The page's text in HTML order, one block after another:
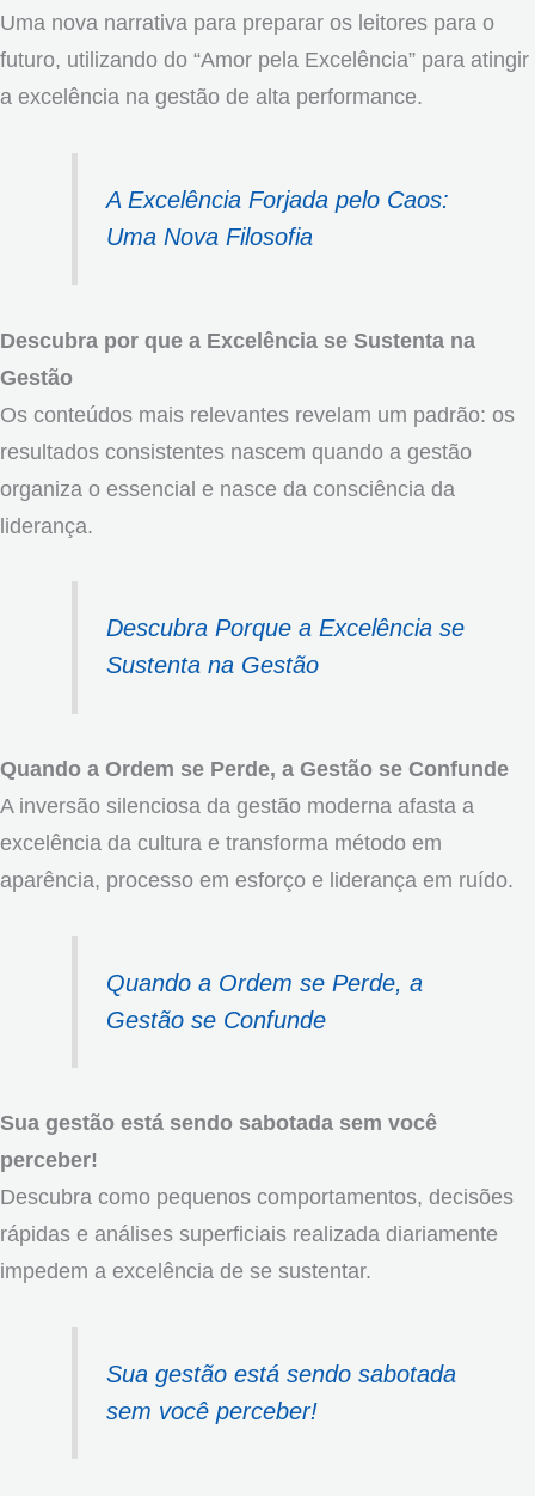
Uma nova narrativa para preparar os leitores para o
futuro, utilizando do “Amor pela Excelência” para atingir
a excelência na gestão de alta performance.
A Excelência Forjada pelo Caos:
Uma Nova Filosofia
Descubra por que a Excelência se Sustenta na
Gestão
Os conteúdos mais relevantes revelam um padrão: os
resultados consistentes nascem quando a gestão
organiza o essencial e nasce da consciência da
liderança.
Descubra Porque a Excelência se
Sustenta na Gestão
Quando a Ordem se Perde, a Gestão se Confunde
A inversão silenciosa da gestão moderna afasta a
excelência da cultura e transforma método em
aparência, processo em esforço e liderança em ruído.
Quando a Ordem se Perde, a
Gestão se Confunde
Sua gestão está sendo sabotada sem você
perceber!
Descubra como pequenos comportamentos, decisões
rápidas e análises superficiais realizada diariamente
impedem a excelência de se sustentar.
Sua gestão está sendo sabotada
sem você perceber!